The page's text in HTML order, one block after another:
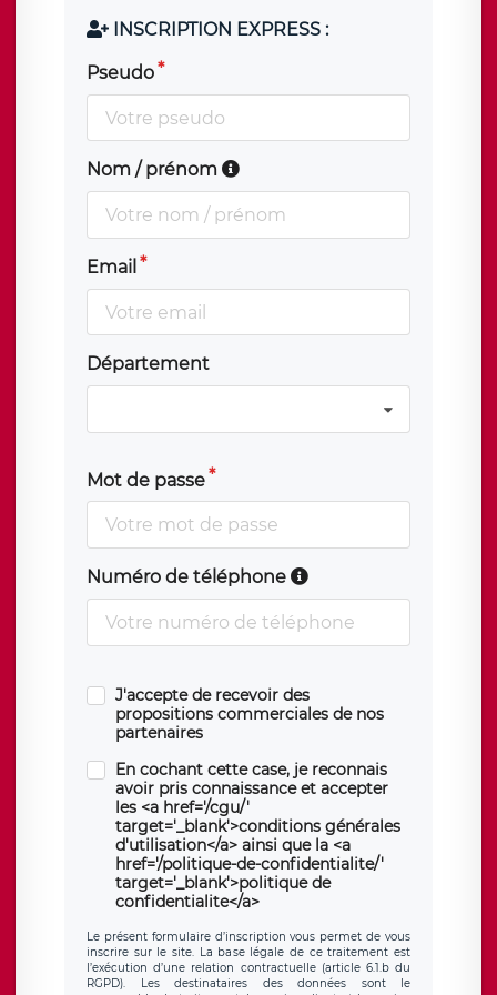
INSCRIPTION EXPRESS :
Pseudo
Nom / prénom
Email
Département
Mot de passe
Numéro de téléphone
J'accepte de recevoir des
propositions commerciales de nos
partenaires
En cochant cette case, je reconnais
avoir pris connaissance et accepter
les <a href='/cgu/'
target='_blank'>conditions générales
d'utilisation</a> ainsi que la <a
href='/politique-de-confidentialite/'
target='_blank'>politique de
confidentialite</a>
Le présent formulaire d’inscription vous permet de vous
inscrire sur le site. La base légale de ce traitement est
l’exécution d’une relation contractuelle (article 6.1.b du
RGPD). Les destinataires des données sont le